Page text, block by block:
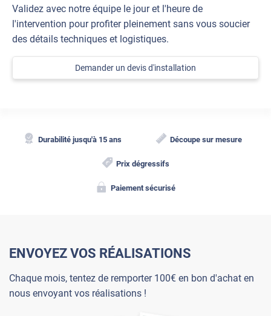
Validez avec notre équipe le jour et l'heure de
l'intervention pour profiter pleinement sans vous soucier
des détails techniques et logistiques.
Demander un devis d'installation
Durabilité jusqu'à 15 ans Découpe sur mesure
Prix dégressifs
Paiement sécurisé
ENVOYEZ VOS RÉALISATIONS
Chaque mois, tentez de remporter 100€ en bon d'achat en
nous envoyant vos réalisations !